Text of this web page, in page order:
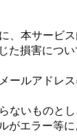
、本サービ
た損害につ
ールアドレ
ないものと
がエラー等